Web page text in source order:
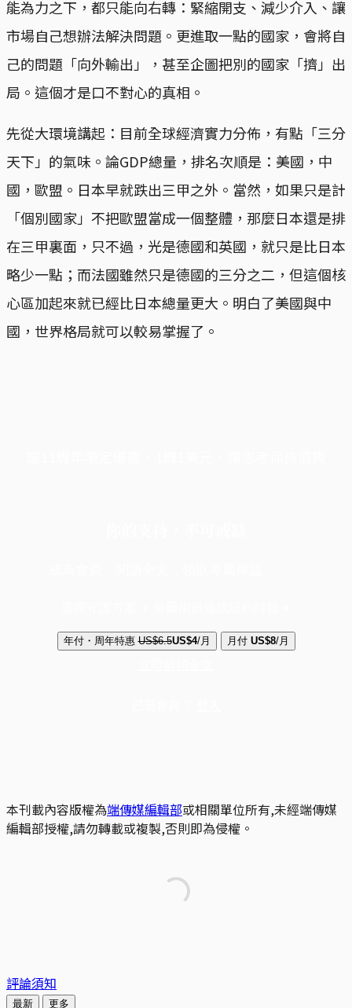
能為力之下，都只能向右轉：緊縮開支、減少介入、讓
市場自己想辦法解決問題。更進取一點的國家，會將自
己的問題「向外輸出」，甚至企圖把別的國家「擠」出
局。這個才是口不對心的真相。
先從大環境講起：目前全球經濟實力分佈，有點「三分
天下」的氣味。論GDP總量，排名次順是：美國，中
國，歐盟。日本早就跌出三甲之外。當然，如果只是計
「個別國家」不把歐盟當成一個整體，那麼日本還是排
在三甲裏面，只不過，光是德國和英國，就只是比日本
略少一點；而法國雖然只是德國的三分之二，但這個核
心區加起來就已經比日本總量更大。明白了美國與中
國，世界格局就可以較易掌握了。
年付・周年特惠 US$6.5US$4/月 月付 US$8/月
本刊載內容版權為端傳媒編輯部或相關單位所有,未經端傳媒
編輯部授權,請勿轉載或複製,否則即為侵權。
評論須知
最新 更多